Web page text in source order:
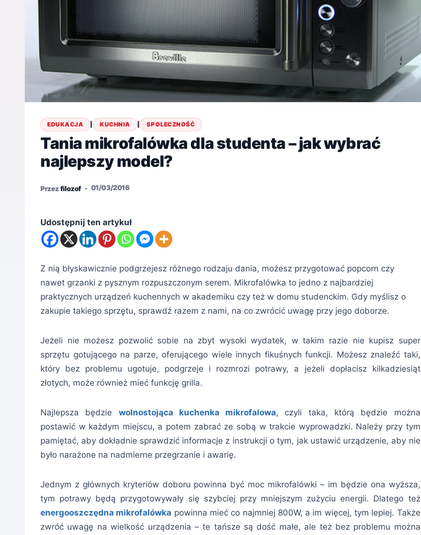
EDUKACJA | KUCHNIA | SPOŁECZNOŚĆ
Tania mikrofalówka dla studenta – jak wybrać
najlepszy model?
Przezfilozof 01/03/2016
Udostępnij ten artykuł
Z nią błyskawicznie podgrzejesz różnego rodzaju dania, możesz przygotować popcorn czy
nawet grzanki z pysznym rozpuszczonym serem. Mikrofalówka to jedno z najbardziej
praktycznych urządzeń kuchennych w akademiku czy też w domu studenckim. Gdy myślisz o
zakupie takiego sprzętu, sprawdź razem z nami, na co zwrócić uwagę przy jego doborze.
Jeżeli nie możesz pozwolić sobie na zbyt wysoki wydatek, w takim razie nie kupisz super
sprzętu gotującego na parze, oferującego wiele innych fikuśnych funkcji. Możesz znaleźć taki,
który bez problemu ugotuje, podgrzeje i rozmrozi potrawy, a jeżeli dopłacisz kilkadziesiąt
złotych, może również mieć funkcję grilla.
Najlepsza będzie wolnostojąca kuchenka mikrofalowa, czyli taka, którą będzie można
postawić w każdym miejscu, a potem zabrać ze sobą w trakcie wyprowadzki. Należy przy tym
pamiętać, aby dokładnie sprawdzić informacje z instrukcji o tym, jak ustawić urządzenie, aby nie
było narażone na nadmierne przegrzanie i awarię.
Jednym z głównych kryteriów doboru powinna być moc mikrofalówki – im będzie ona wyższa,
tym potrawy będą przygotowywały się szybciej przy mniejszym zużyciu energii. Dlatego też
energooszczędna mikrofalówka powinna mieć co najmniej 800W, a im więcej, tym lepiej. Także
zwróć uwagę na wielkość urządzenia – te tańsze są dość małe, ale też bez problemu można